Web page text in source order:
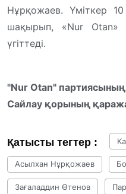
Нұрқожаев. Үміткер
шақырып, «Nur Otan»
үгіттеді.
"Nur Otan"
Сайлау қорының
Қатысты тегтер :
Асылхан Нұрқожаев
Зағаладдин Өтенов